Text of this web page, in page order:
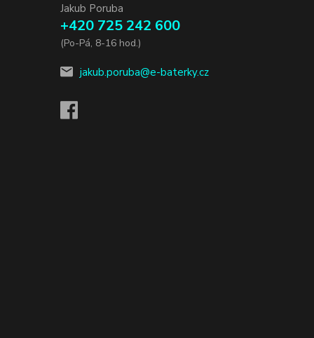
Jakub Poruba
+420 725 242 600
(Po-Pá, 8-16 hod.)
jakub.poruba@e-baterky.cz